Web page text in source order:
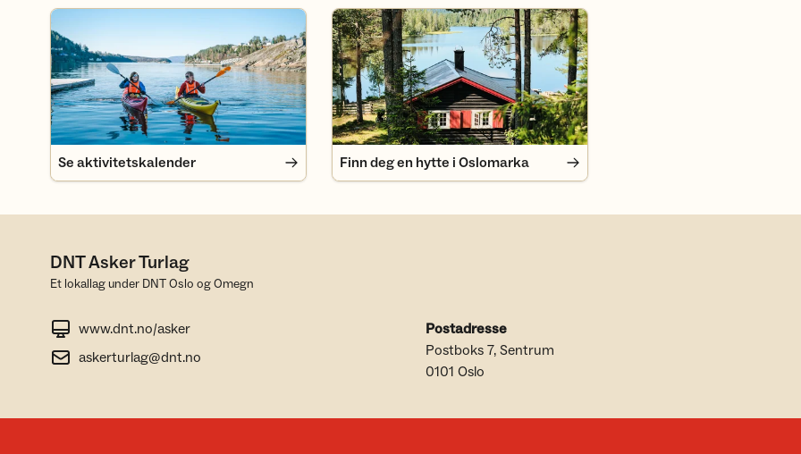
Se aktivitetskalender
Se aktivitetskalender
Finn deg en hytte i Oslomarka
Finn deg en hytte i Oslomarka
DNT Asker Turlag
Et lokallag under DNT Oslo og Omegn
www.dnt.no/asker
askerturlag@dnt.no
Postadresse
Postboks 7, Sentrum
0101 Oslo